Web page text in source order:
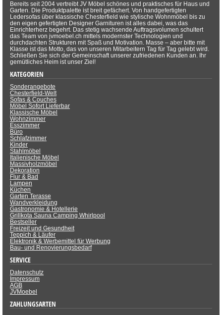
Bereits seit 2004 vertreibt JV Möbel schönes und praktisches für Haus und
Garten. Die Produktpalette ist breit gefächert. Von handgefertigten
Ledersofas über klassische Chesterfield wie stylische Wohnmöbel bis zu
den eigen gefertigten Designer Garnituren ist alles dabei, was das
Einrichterherz begehrt. Das stetig wachsende Auftragsvolumen schultert
das Team von jvmoebel.ch mittels modernster Technologien und
durchdachten Strukturen mit Spaß und Motivation. Masse – aber bitte mit
Klasse ist das Motto, das von unseren Mitarbeitern Tag für Tag gelebt wird.
Schließen Sie sich der Gemeinschaft unserer zufriedenen Kunden an. Ihr
gemütliches Heim ist unser Ziel!
KATEGORIEN
Sonderangebote
Chesterfield-Welt
Sofas & Couches
Möbel Sofort Lieferbar
Klassische Möbel
Wohnzimmer
Esszimmer
Büro
Schlafzimmer
Kinder
Stahlmöbel
Italienische Möbel
Massivholzmöbel
Dekoration
Flur & Bad
Lampen
Küchen
Garten Terasse
Wandverkleidung
Gastronomie & Hotellerie
Grillkota Sauna Camping Whirlpool
Bestseller
Freizeit und Gesundheit
Teppich & Läufer
Elektronik & Werbemittel für Werbung
Bau- und Renovierungsbedarf
SERVICE
Datenschutz
Impressum
AGB
JVMoebel
ZAHLUNGSARTEN